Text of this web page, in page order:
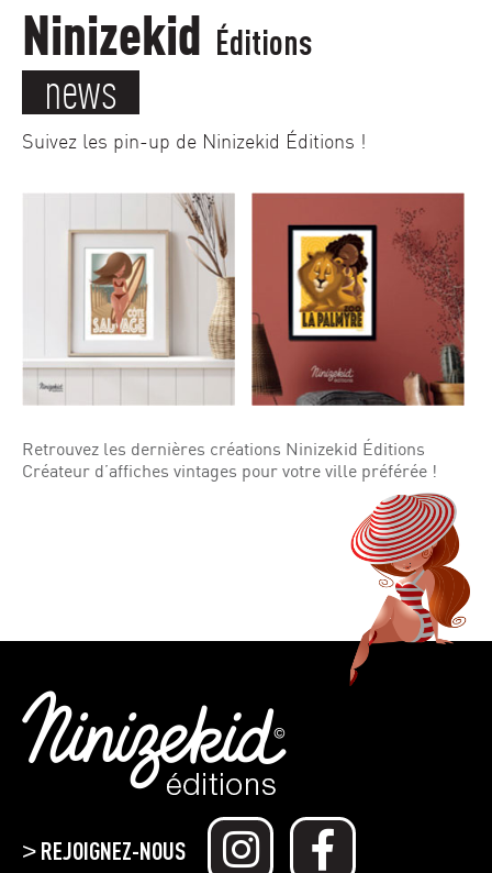
Ninizekid Éditions
news
Suivez les pin-up de Ninizekid Éditions !
Retrouvez les dernières créations Ninizekid Éditions
Créateur d’affiches vintages pour votre ville préférée !
>REJOIGNEZ-NOUS